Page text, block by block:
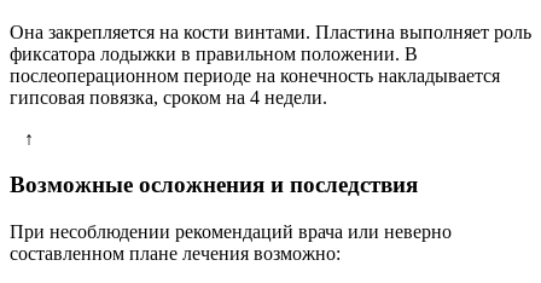
Она закрепляется на кости винтами. Пластина выполняет роль
фиксатора лодыжки в правильном положении. В
послеоперационном периоде на конечность накладывается
гипсовая повязка, сроком на 4 недели.
↑
Возможные осложнения и последствия
При несоблюдении рекомендаций врача или неверно
составленном плане лечения возможно: